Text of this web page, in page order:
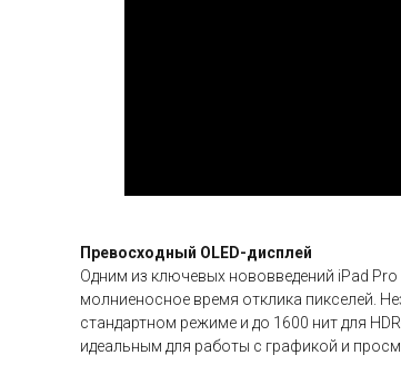
Превосходный OLED-дисплей
Одним из ключевых нововведений iPad Pro
молниеносное время отклика пикселей.
стандартном режиме и до 1600 нит для
идеальным для работы с графикой и